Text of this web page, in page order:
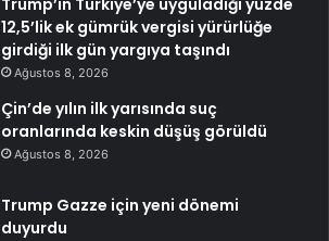
12,5’lik ek gümrük vergisi yürürlüğe
girdiği ilk gün yargıya taşındı
Ağustos 8, 2026
Çin’de yılın ilk yarısında suç
oranlarında keskin düşüş görüldü
Ağustos 8, 2026
Trump Gazze için yeni dönemi
duyurdu